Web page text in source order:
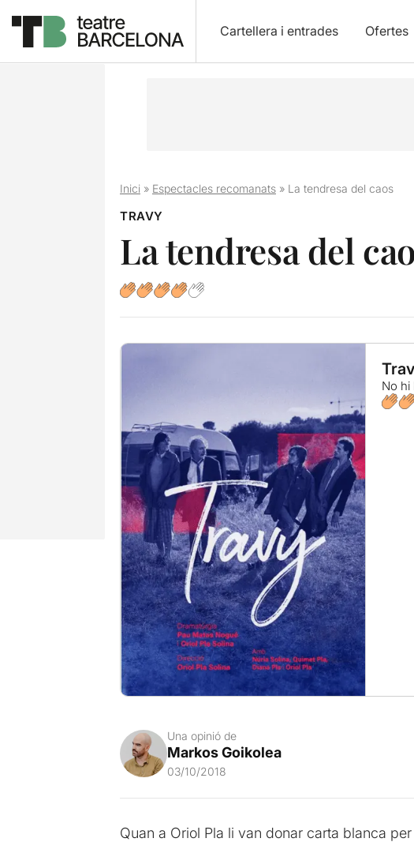
Cartellera i entrades Ofertes
Inici» Espectacles recomanats» La tendresa del caos
TRAVY
La tendresa del
No hi
Una opinió de
Markos Goikolea
03/10/2018
Quan a Oriol Pla li van donar carta blanca